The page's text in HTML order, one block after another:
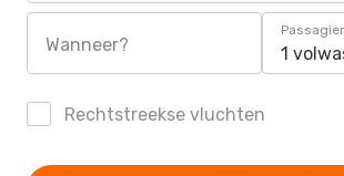
Wanneer? 1
Rechtstreekse vluchten